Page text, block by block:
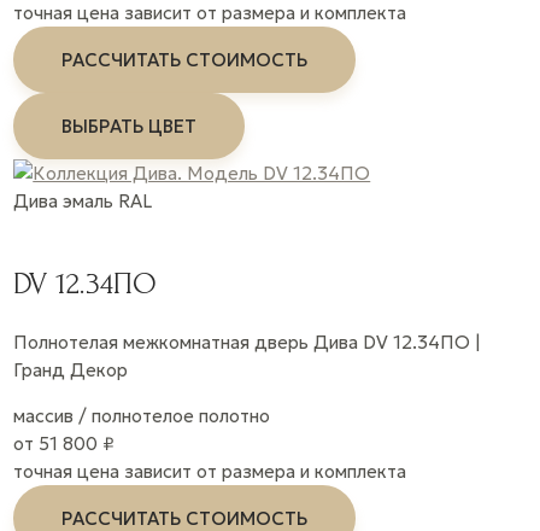
точная цена зависит от размера и комплекта
РАССЧИТАТЬ СТОИМОСТЬ
ВЫБРАТЬ ЦВЕТ
Дива эмаль RAL
DV 12.34ПО
Полнотелая межкомнатная дверь Дива DV 12.34ПО |
Гранд Декор
массив / полнотелое полотно
от 51 800 ₽
точная цена зависит от размера и комплекта
РАССЧИТАТЬ СТОИМОСТЬ